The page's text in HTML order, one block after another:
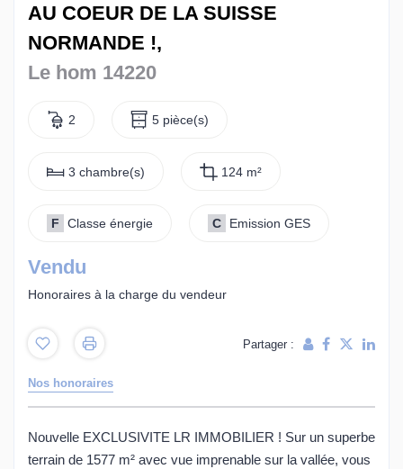
AU COEUR DE LA SUISSE
NORMANDE !,
Le hom 14220
2 5 pièce(s)
3 chambre(s) 124 m²
F Classe énergie C Emission GES
Vendu
Honoraires à la charge du vendeur
Partager :
Nos honoraires
Nouvelle EXCLUSIVITE LR IMMOBILIER ! Sur un superbe
terrain de 1577 m² avec vue imprenable sur la vallée, vous